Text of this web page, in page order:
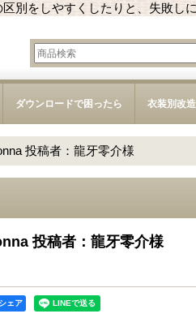
別をしやすくしたりと、失敗し
ダウンロードで困ったら 衣装別改
投稿者：龍牙零介様
投稿者：龍牙零介様
ェア